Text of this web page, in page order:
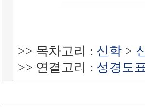
>> 목차고리 : 신학 >
>> 연결고리 : 성경도